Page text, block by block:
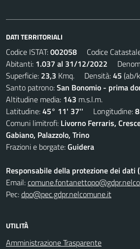
DATI TERRITORIALI
Codice ISTAT:002058 Codice
Abitanti: 1.037 al 31/12/2022
Superficie: 23,3 Kmq. Densità:45 (ab/
Santo patrono:San Bonomio - prima
Altitudine media: 143 m.s.l.m.
Latitudine:45° 11' 37'' Longitudine:
Comuni limitrofi: Livorno Ferraris,
Gabiano, Palazzolo, Trino
Frazioni e borgate:Guidera
Responsabile della protezione dei dati
Email:
Pec:dpo@pec.gdpr.nelcomune.it
UTILITÀ
Amministrazione Trasparente